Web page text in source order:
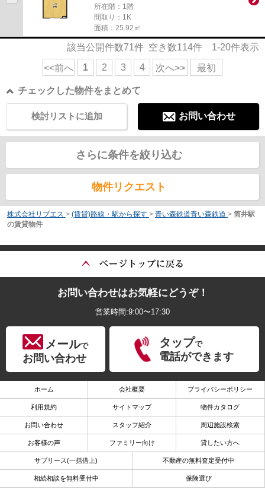
所在階：1階
間取り：1K
面積：25.92㎡
該当公開件数71件 空き数114件 1-20件表示
<<前へ 1 2 3 4 次へ>> 最初
チェックした物件をまとめて
お問い合わせ
検討リストに追加
さらに条件を絞り込む
物件リクエスト
株式会社リブエス > (賃貸)路線・駅から探す > 青い森鉄道青い森鉄道 > 筒井駅
の賃貸物件
お問い合わせはお気軽にどうぞ！
営業時間:9:00〜17:30
メールで
お問い合わせ
タップで
電話ができます
ホーム 会社概要 プライバシーポリシー
利用規約 サイトマップ 物件カタログ
お問い合わせ スタッフ紹介 周辺施設検索
お客様の声 ファミリー向け 貸したい方へ
サブリース(一括借上) 不動産の無料査定受付中
相続相談を無料受付中 保険選び